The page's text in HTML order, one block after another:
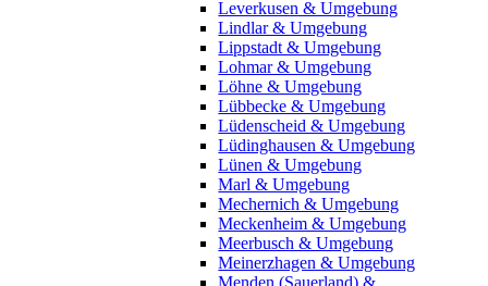
Leverkusen & Umgebung
Lindlar & Umgebung
Lippstadt & Umgebung
Lohmar & Umgebung
Löhne & Umgebung
Lübbecke & Umgebung
Lüdenscheid & Umgebung
Lüdinghausen & Umgebung
Lünen & Umgebung
Marl & Umgebung
Mechernich & Umgebung
Meckenheim & Umgebung
Meerbusch & Umgebung
Meinerzhagen & Umgebung
Menden (Sauerland) &